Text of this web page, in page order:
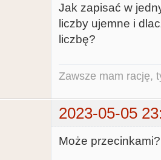
    15 060C 01 02 03 04            .by   1 2 3 4
16
Jak zapisać w
liczby ujemne i
liczbę?
Zawsze mam rację,
2023-05-05
Może przecinkami?